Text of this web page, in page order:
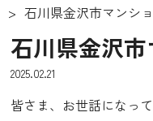
石川県金沢市マンシ
石川県金沢
2025.02.21
皆さま、お世話になって